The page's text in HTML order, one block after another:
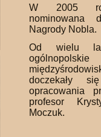
W 2005
nominowana
Nagrody Nobla.
Od wielu
doczekały
opracowania
profesor
Moczuk.